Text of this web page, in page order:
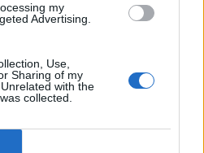
my
Advertising.
Use,
Sharing of my
with the
collected.